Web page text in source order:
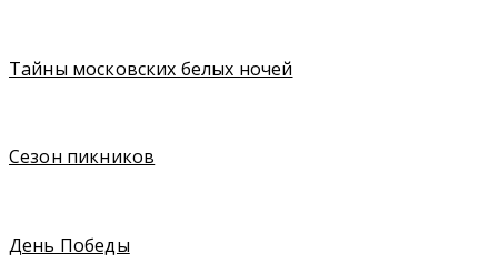
Тайны московских белых ночей
Сезон пикников
День Победы